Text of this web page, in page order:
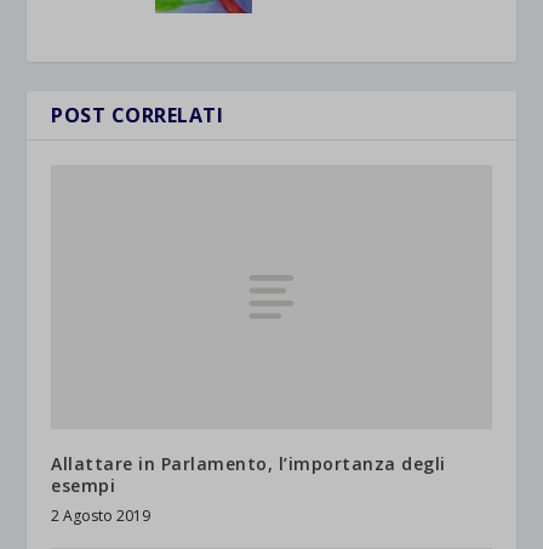
POST CORRELATI
Allattare in Parlamento, l’importanza degli
esempi
2 Agosto 2019